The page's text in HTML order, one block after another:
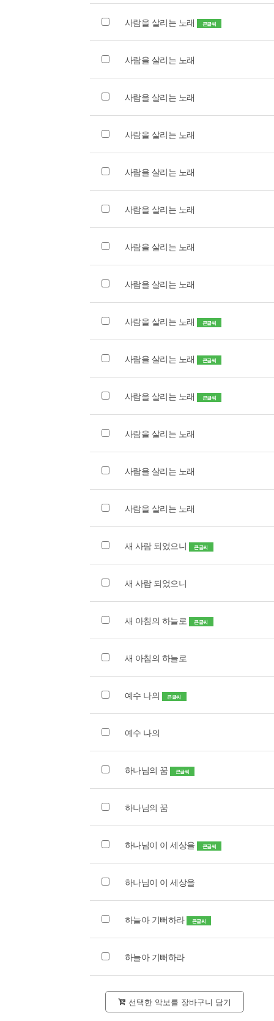
사람을 살리는 노래 큰글씨
사람을 살리는 노래
사람을 살리는 노래
사람을 살리는 노래
사람을 살리는 노래
사람을 살리는 노래
사람을 살리는 노래
사람을 살리는 노래
사람을 살리는 노래 큰글씨
사람을 살리는 노래 큰글씨
사람을 살리는 노래 큰글씨
사람을 살리는 노래
사람을 살리는 노래
사람을 살리는 노래
새 사람 되었으니 큰글씨
새 사람 되었으니
새 아침의 하늘로 큰글씨
새 아침의 하늘로
예수 나의 큰글씨
예수 나의
하나님의 꿈 큰글씨
하나님의 꿈
하나님이 이 세상을 큰글씨
하나님이 이 세상을
하늘아 기뻐하라 큰글씨
하늘아 기뻐하라
선택한 악보를 장바구니 담기